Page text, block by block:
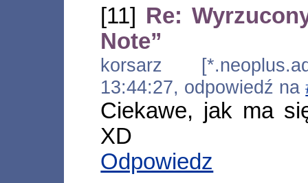
[11] Re:
Note”
korsarz
13:44:27, odpowiedź na
Ciekawe, jak ma
XD
Odpowiedz